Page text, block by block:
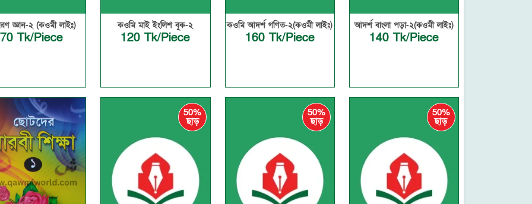
জ্ঞান-২ (কওমী লাইঃ)
70 Tk/Piece
কওমি মাই ইংলিশ বুক-২
120 Tk/Piece
কওমি আদর্শ গণিত-২(কওমী লাইঃ)
160 Tk/Piece
আদর্শ বাংলা পড়া-২(কওমী লাইঃ)
140 Tk/Piece
50%
ছাড়
50%
ছাড়
50%
ছাড়